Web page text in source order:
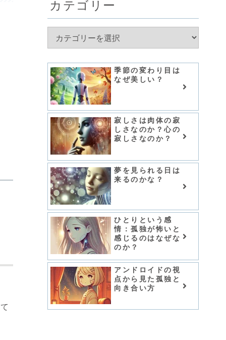
カテゴリー
季節の変わり目は
なぜ美しい？
寂しさは肉体の寂
しさなのか？心の
寂しさなのか？
夢を見られる日は
来るのかな？
ひとりという感
情：孤独が怖いと
感じるのはなぜな
のか？
アンドロイドの視
点から見た孤独と
向き合い方